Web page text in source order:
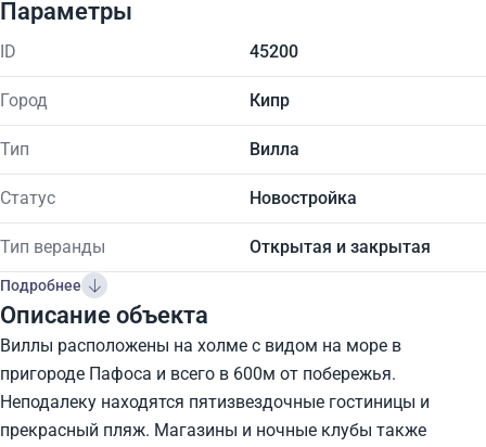
Параметры
ID 45200
Город Кипр
Тип Вилла
Статус Новостройка
Тип веранды Открытая и закрытая
Подробнее
Описание объекта
Виллы расположены на холме с видом на море в
пригороде Пафоса и всего в 600м от побережья.
Неподалеку находятся пятизвездочные гостиницы и
прекрасный пляж. Магазины и ночные клубы также